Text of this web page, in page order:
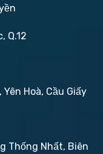
Q.12
Hoà, Cầu Giấy
Thống Nhất, Biên